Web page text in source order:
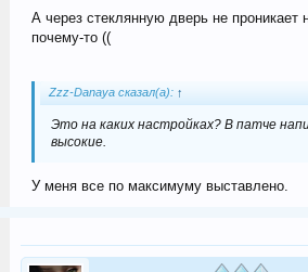
А через стеклянную дверь не проникает
почему-то ((
Zzz-Danaya сказал(а): ↑
Это на каких настройках? В патче
высокие.
У меня все по максимуму выставлено.